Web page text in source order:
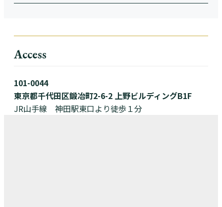
Access
101-0044
東京都千代田区鍛冶町2-6-2 上野ビルディングB1F
JR山手線 神田駅東口より徒歩１分